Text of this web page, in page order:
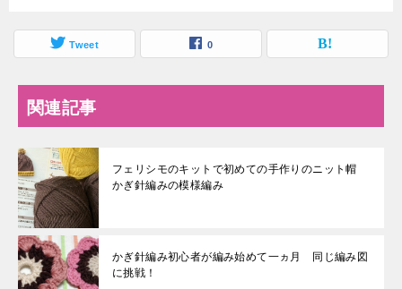
Tweet 0
関連記事
フェリシモのキットで初めての手作りのニット帽
かぎ針編みの模様編み
かぎ針編み初心者が編み始めて一ヵ月 同じ編み図
に挑戦！